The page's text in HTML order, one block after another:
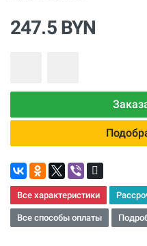
247.5 BYN
Все характеристики
Все способы оплаты